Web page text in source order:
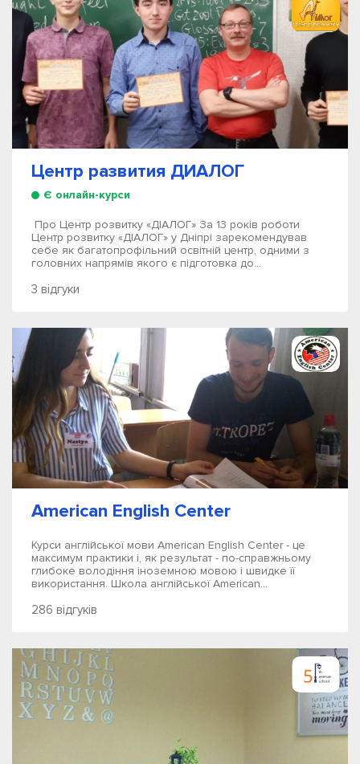
Центр развития ДИАЛОГ
Є онлайн-курси
Про Центр розвитку «ДІАЛОГ» За 13 років роботи
Центр розвитку «ДІАЛОГ» у Дніпрі зарекомендував
себе як багатопрофільний освітній центр, одними з
головних напрямів якого є підготовка до...
3 відгуки
American English Center
Курси англійської мови American English Center - це
максимум практики і, як результат - по-справжньому
глибоке володіння іноземною мовою і швидке її
використання. Школа англійської American...
286 відгуків